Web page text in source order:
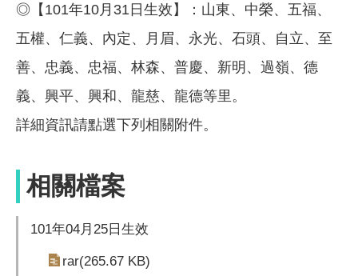
◎【101年10月31日生效】：山東、中榮、五福、
五權、仁義、內定、月眉、永光、石頭、自立、至
善、忠義、忠福、林森、普慶、新明、過嶺、德
義、興平、興和、龍慈、龍德等里。
詳細資訊請點選下列相關附件。
相關檔案
101年04月25日生效
rar(265.67 KB)